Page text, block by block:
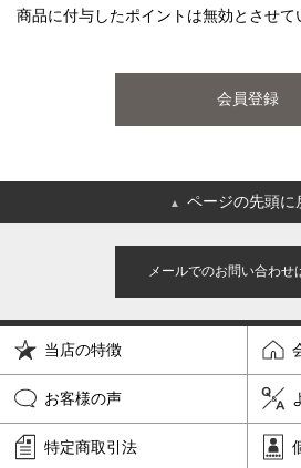
商品に付与したポイントは無効とさせて
会員登録
▲ ページの先頭に
メールでのお問い合わせ
当店の特徴
お客様の声
特定商取引法